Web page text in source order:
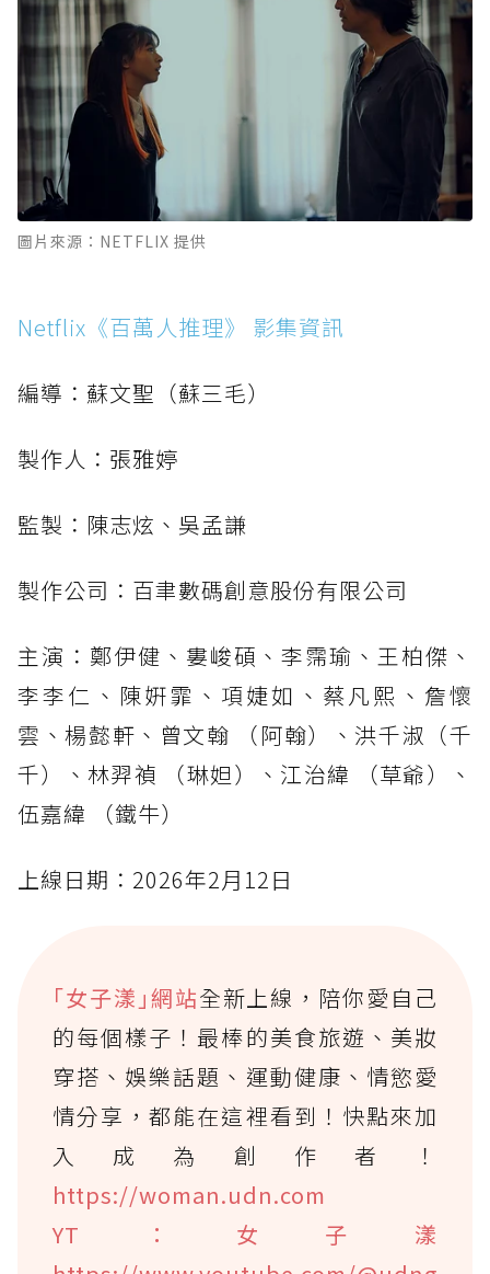
圖片來源：NETFLIX 提供
Netflix《百萬人推理》 影集資訊
編導：蘇文聖（蘇三毛）
製作人：張雅婷
監製：陳志炫、吳孟謙
製作公司：百聿數碼創意股份有限公司
主演：鄭伊健、婁峻碩、李霈瑜、王柏傑、
李李仁、陳姸霏、項婕如、蔡凡熙、詹懷
雲、楊懿軒、曾文翰 （阿翰）、洪千淑（千
千）、林羿禎 （琳妲）、江治緯 （草爺）、
伍嘉緯 （鐵牛）
上線日期：2026年2月12日
｢女子漾｣網站全新上線，陪你愛自己
的每個樣子！最棒的美食旅遊、美妝
穿搭、娛樂話題、運動健康、情慾愛
情分享，都能在這裡看到！快點來加
入成為創作者！
https://woman.udn.com
YT：女子漾